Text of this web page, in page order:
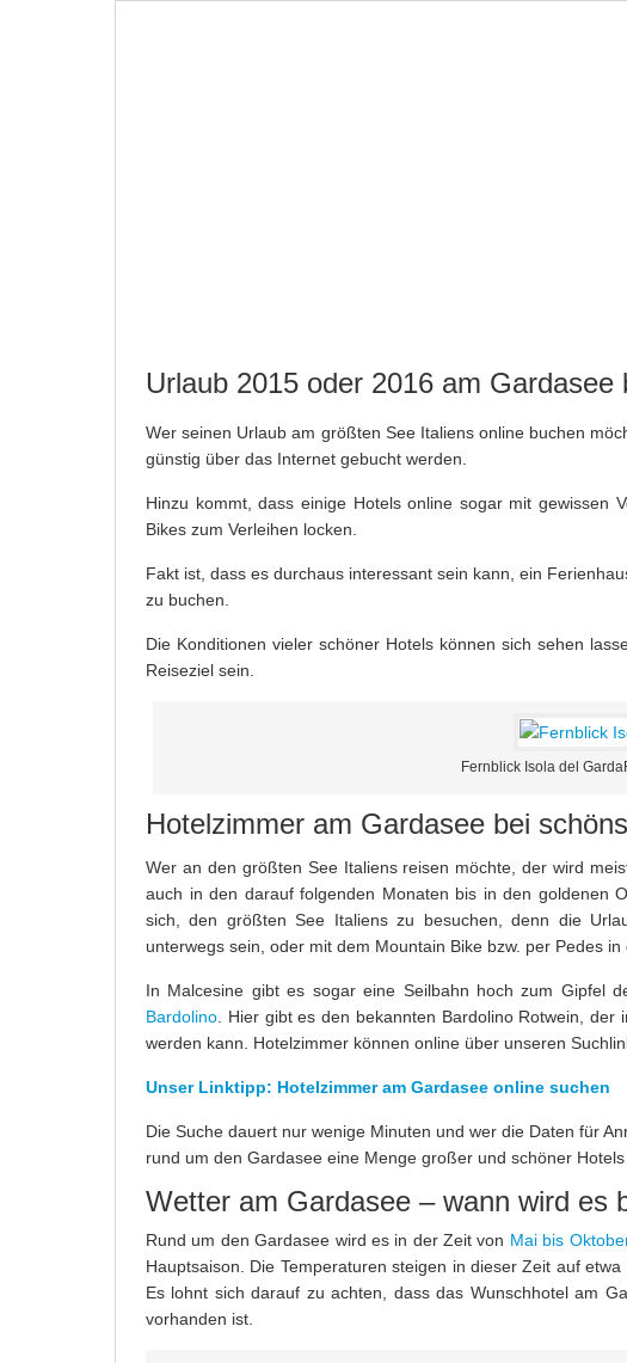
Urlaub 2015 oder 2016 am Gardasee
Wer seinen Urlaub am größten See Italiens online buchen
günstig über das Internet gebucht werden.
Hinzu kommt, dass einige Hotels online sogar mit gewissen
Bikes zum Verleihen locken.
Fakt ist, dass es durchaus interessant sein kann, ein
zu buchen.
Die Konditionen vieler schöner Hotels können sich sehen
Reiseziel sein.
Fernblick Isola del
Hotelzimmer am Gardasee bei
Wer an den größten See Italiens reisen möchte, der wird
auch in den darauf folgenden Monaten bis in den goldenen
sich, den größten See Italiens zu besuchen, denn die
unterwegs sein, oder mit dem Mountain Bike bzw. per Pedes
In Malcesine gibt es sogar eine Seilbahn hoch zum Gipfel
Bardolino . Hier gibt es den bekannten Bardolino Rotwein,
werden kann. Hotelzimmer können online über unseren
Unser Linktipp: Hotelzimmer am Gardasee online suchen
Die Suche dauert nur wenige Minuten und wer die Daten für
rund um den Gardasee eine Menge großer und schöner Hotels
Wetter am Gardasee – wann wird es
Rund um den Gardasee wird es in der Zeit von Mai bis
Hauptsaison. Die Temperaturen steigen in dieser Zeit auf
Es lohnt sich darauf zu achten, dass das Wunschhotel am
vorhanden ist.